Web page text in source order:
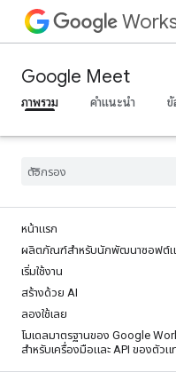
Google Meet
ภาพรวม คำแนะนำ
หน้าแรก
ผลิตภัณฑ์สําหรับนักพัฒนาซอฟต์แ
เริ่มใช้งาน
สร้างด้วย AI
ลองใช้เลย
โมเดลมาตรฐานของ Google
สำหรับเครื่องมือและ API ของตัวแ